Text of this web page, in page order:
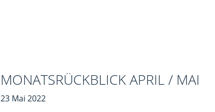
MONATSRÜCKBLICK APRIL / MAI
23 Mai 2022